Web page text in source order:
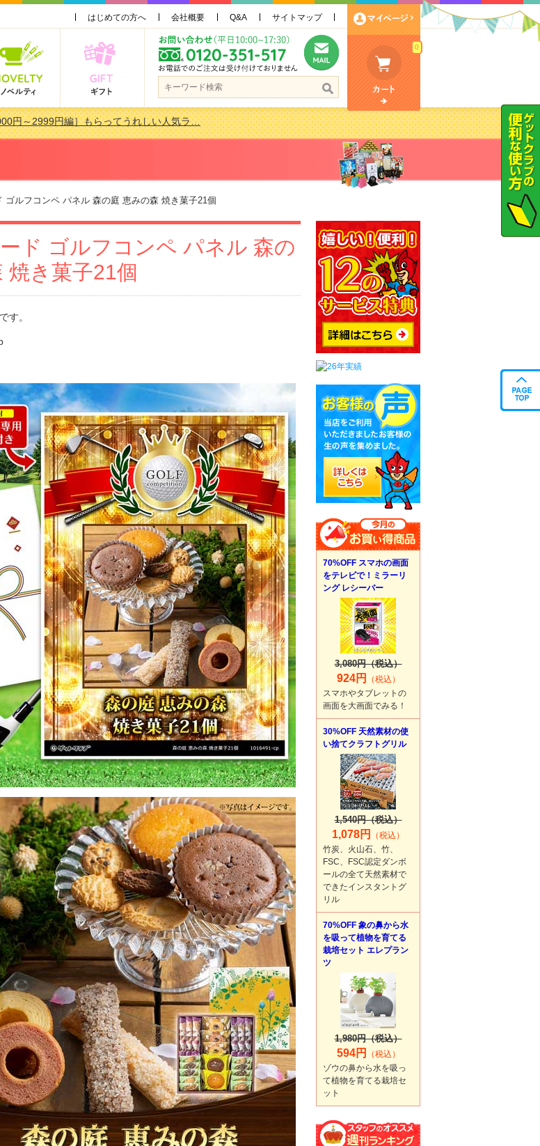
はじめての方へ 会社概要 Q&A サイトマップ
0
ランキング 更新しました！
円～2999円編］もらってうれしい人気ラ…
は？ 更新しました！
円～2999円編］もらってうれしい人気ラ…
フコンペ パネル 森の庭 恵みの森 焼き菓子21個
ド ゴルフコンペ パネル 森の
焼き菓子21個
す。
70%OFF スマホの画面
をテレビで！ミラーリ
ング レシーバー
3,080円（税込）
924円
（税込）
スマホやタブレットの
画面を大画面でみる！
30%OFF 天然素材の使
い捨てクラフトグリル
1,540円（税込）
1,078円
（税込）
竹炭、火山石、竹、
FSC、FSC認定ダンボ
ールの全て天然素材で
できたインスタントグ
リル
70%OFF 象の鼻から水
を吸って植物を育てる
栽培セット エレプラン
ツ
1,980円（税込）
594円
（税込）
ゾウの鼻から水を吸っ
て植物を育てる栽培セ
ット